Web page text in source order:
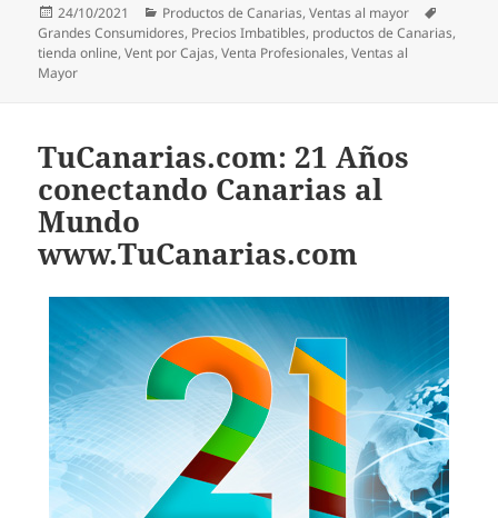
Publicado
el
24/10/2021 Categorías
Productos de Canarias,Ventas al mayor
Grandes Consumidores, Precios Imbatibles, productos de Canarias,
tienda online,Vent por Cajas,Venta Profesionales,Ventas al
Mayor
TuCanarias.com: 21 Años
conectando Canarias al
Mundo
www.TuCanarias.com